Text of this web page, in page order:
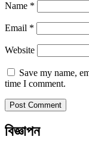
Name *
Email *
Website
Save my name,
time I comment.
বিজ্ঞাপন